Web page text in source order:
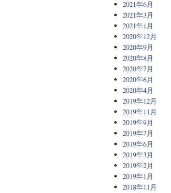
2021年6月
2021年3月
2021年1月
2020年12月
2020年9月
2020年8月
2020年7月
2020年6月
2020年4月
2019年12月
2019年11月
2019年9月
2019年7月
2019年6月
2019年3月
2019年2月
2019年1月
2018年11月